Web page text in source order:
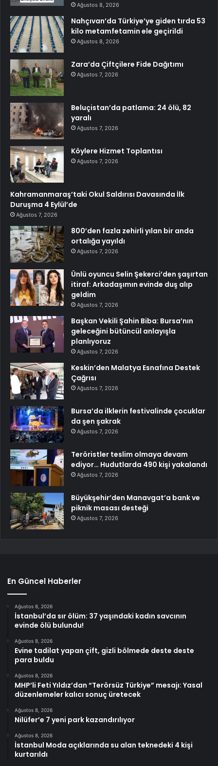
Ağustos 8, 2026
Nahçıvan’da Türkiye’ye giden tırda 53
kilo metamfetamin ele geçirildi
Ağustos 8, 2026
Zara’da Çiftçilere Fide Dağıtımı
Ağustos 7, 2026
Beluçistan’da patlama: 24 ölü, 82
yaralı
Ağustos 7, 2026
Köylere Hizmet Toplantısı
Ağustos 7, 2026
Kahramanmaraş’taki Okul Saldırısı Davasında İlk
Duruşma 4 Eylül’de
Ağustos 7, 2026
800’den fazla zehirli yılan bir anda
ortalığa yayıldı
Ağustos 7, 2026
Ünlü oyuncu Selin Şekerci’den şaşırtan
itiraf: Arkadaşımın evinde duş alıp
geldim
Ağustos 7, 2026
Başkan Vekili Şahin Biba: Bursa’nın
geleceğini bütüncül anlayışla
planlıyoruz
Ağustos 7, 2026
Keskin’den Malatya Esnafına Destek
Çağrısı
Ağustos 7, 2026
Bursa’da ilklerin festivalinde çocuklar
da şen şakrak
Ağustos 7, 2026
Teröristler teslim olmaya devam
ediyor… Hudutlarda 490 kişi yakalandı
Ağustos 7, 2026
Büyükşehir’den Manavgat’a bank ve
piknik masası desteği
Ağustos 7, 2026
En Güncel Haberler
Ağustos 8, 2026
İstanbul’da sır ölüm: 37 yaşındaki kadın savcının
evinde ölü bulundu!
Ağustos 8, 2026
Evine tadilat yapan çift, gizli bölmede deste deste
para buldu
Ağustos 8, 2026
MHP’li Feti Yıldız’dan “Terörsüz Türkiye” mesajı: Yasal
düzenlemeler kalıcı sonuç üretecek
Ağustos 8, 2026
Nilüfer’e 7 yeni park kazandırılıyor
Ağustos 8, 2026
İstanbul Moda açıklarında su alan teknedeki 4 kişi
kurtarıldı